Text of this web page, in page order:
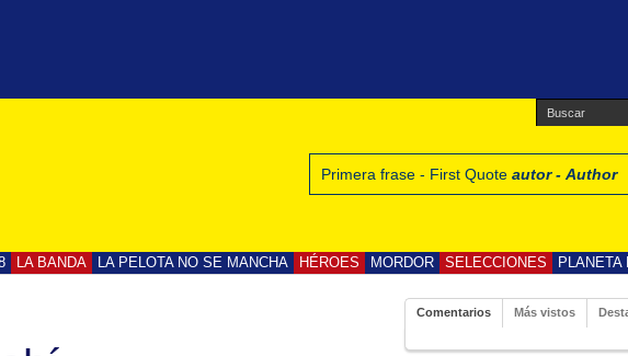
Primera frase - First Quote autor - Author
LA BANDA LA PELOTA NO SE MANCHA HÉROES MORDOR SELECCIONES PLANETA
Comentarios Más vistos